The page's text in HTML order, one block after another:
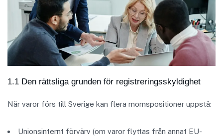
1.1 Den rättsliga grunden för registreringsskyldighet
När varor förs till Sverige kan flera momspositioner uppstå:
Unionsinternt förvärv (om varor flyttas från annat EU-